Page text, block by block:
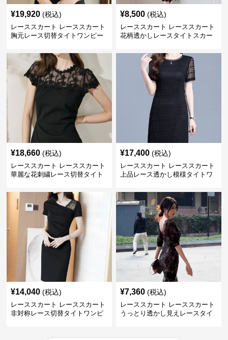
¥19,920 (税込)
レーススカート レーススカート
胸元レース切替タイトワンピー
¥8,500 (税込)
レーススカート レーススカート
花柄透かしレースタイトスカー
¥18,660 (税込)
レーススカート レーススカート
華麗な花刺繍レース切替タイト
¥17,400 (税込)
レーススカート レーススカート
上品レース透かし模様タイトワ
¥14,040 (税込)
レーススカート レーススカート
非対称レース切替タイトワンピ
¥7,360 (税込)
レーススカート レーススカート
うっとり透かし見えレースタイ